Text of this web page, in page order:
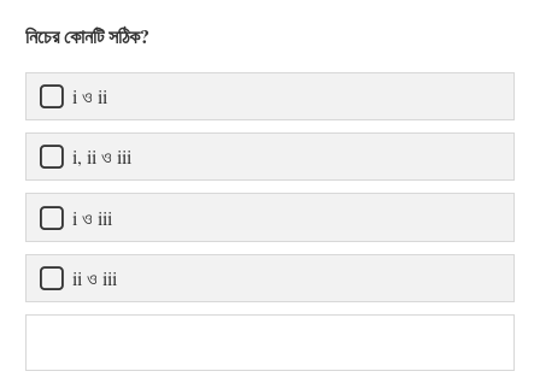
নিচের কোনটি সঠিক?
i ও ii
i, ii ও iii
i ও iii
ii ও iii